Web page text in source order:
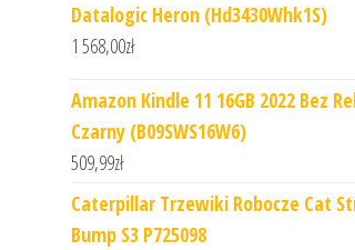
Datalogic Heron (Hd3430Whk1S)
1 568,00zł
Amazon Kindle 11 16GB 2022 Bez
Czarny (B09SWS16W6)
509,99zł
Caterpillar Trzewiki Robocze Cat
Bump S3 P725098